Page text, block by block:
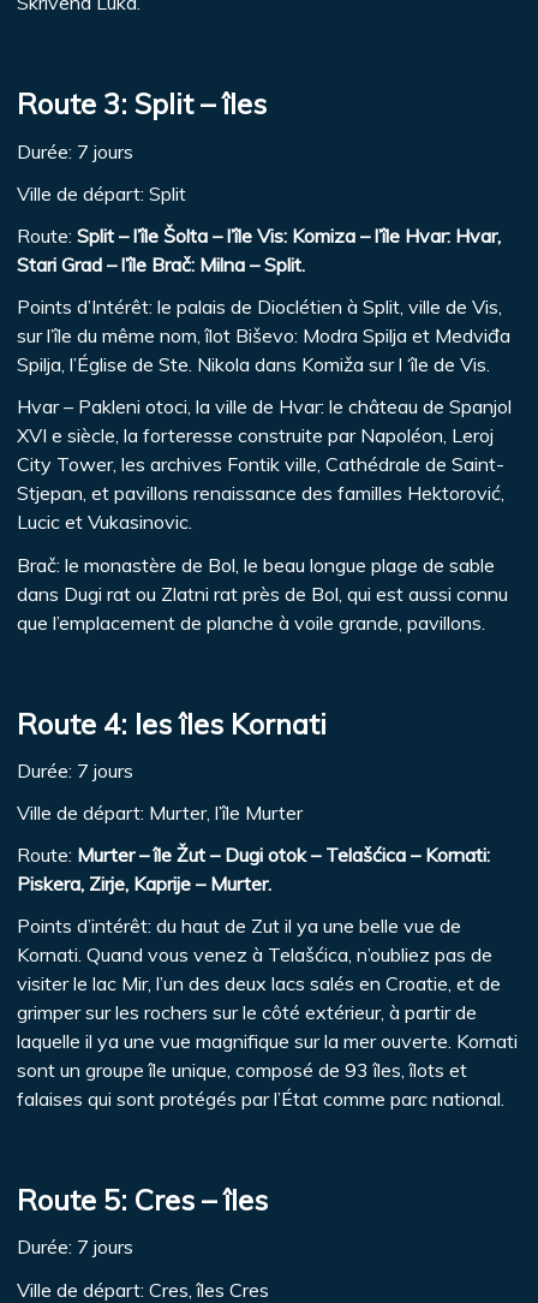
Route 3: Split – îles
Durée: 7 jours
Ville de départ: Split
Route:Split – l’île Šolta – l’île Vis: Komiza – l’île Hvar: Hvar,
Stari Grad – l’île Brač: Milna – Split.
Points d’Intérêt: le palais de Dioclétien à Split, ville de Vis,
sur l’île du même nom, îlot Biševo: Modra Spilja et Medviđa
Spilja, l’Église de Ste. Nikola dans Komiža sur l ‘île de Vis.
Hvar – Pakleni otoci, la ville de Hvar: le château de Spanjol
XVI e siècle, la forteresse construite par Napoléon, Leroj
City Tower, les archives Fontik ville, Cathédrale de Saint-
Stjepan, et pavillons renaissance des familles Hektorović,
Lucic et Vukasinovic.
Brač: le monastère de Bol, le beau longue plage de sable
dans Dugi rat ou Zlatni rat près de Bol, qui est aussi connu
que l’emplacement de planche à voile grande, pavillons.
Route 4: les îles Kornati
Durée: 7 jours
Ville de départ: Murter, l’île Murter
Route: Murter – île Žut – Dugi otok – Telašćica – Kornati:
Piskera, Zirje, Kaprije – Murter.
Points d’intérêt: du haut de Zut il ya une belle vue de
Kornati. Quand vous venez à Telašćica, n’oubliez pas de
visiter le lac Mir, l’un des deux lacs salés en Croatie, et de
grimper sur les rochers sur le côté extérieur, à partir de
laquelle il ya une vue magnifique sur la mer ouverte. Kornati
sont un groupe île unique, composé de 93 îles, îlots et
falaises qui sont protégés par l’État comme parc national.
Route 5: Cres – îles
Durée: 7 jours
Ville de départ: Cres, îles Cres